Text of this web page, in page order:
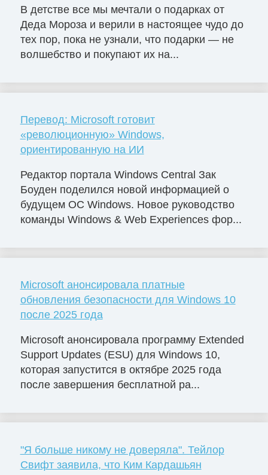
В детстве все мы мечтали о подарках от
Деда Мороза и верили в настоящее чудо до
тех пор, пока не узнали, что подарки — не
волшебство и покупают их на...
Перевод: Microsoft готовит
«революционную» Windows,
ориентированную на ИИ
Редактор портала Windows Central Зак
Боуден поделился новой информацией о
будущем ОС Windows. Новое руководство
команды Windows & Web Experiences фор...
Microsoft анонсировала платные
обновления безопасности для Windows 10
после 2025 года
Microsoft анонсировала программу Extended
Support Updates (ESU) для Windows 10,
которая запустится в октябре 2025 года
после завершения бесплатной ра...
"Я больше никому не доверяла". Тейлор
Свифт заявила, что Ким Кардашьян